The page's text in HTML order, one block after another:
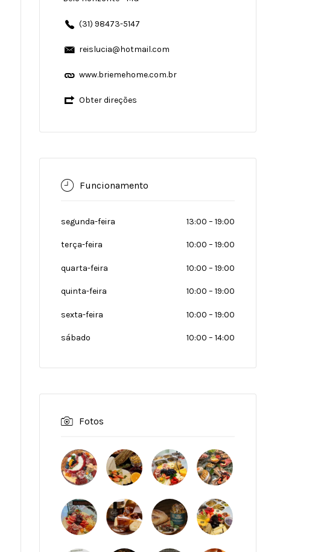
(31) 98473-5147
reislucia@hotmail.com
www.briemehome.com.br
Obter direções
Funcionamento
segunda-feira 13:00 – 19:00
terça-feira 10:00 – 19:00
quarta-feira 10:00 – 19:00
quinta-feira 10:00 – 19:00
sexta-feira 10:00 – 19:00
sábado 10:00 – 14:00
Fotos